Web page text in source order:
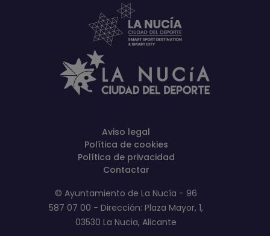
Aviso legal
Política de cookies
Política de privacidad
Contactar
© Ayuntamiento de La Nucía - 96
587 07 00 - Dirección: Plaza Mayor, 1,
03530 La Nucia, Alicante